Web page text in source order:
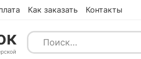
Как заказать Контакты
Каталог товаров